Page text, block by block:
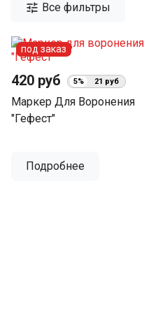
 Все фильтры
420 руб 5% 21 руб
Маркер Для Воронения
"Гефест"
Подробнее
под заказ